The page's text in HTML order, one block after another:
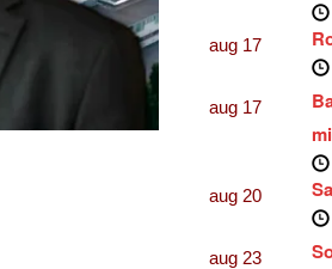
aug 17
aug 17
aug 20
aug 23